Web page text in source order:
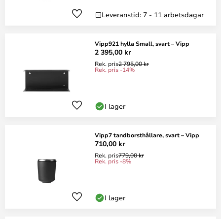
Leveranstid: 7 - 11 arbetsdagar
Vipp921 hylla Small, svart – Vipp
2 395,00 kr
Rek. pris2 795,00 kr
Rek. pris -14%
I lager
Vipp7 tandborsthållare, svart – Vipp
710,00 kr
Rek. pris779,00 kr
Rek. pris -8%
I lager